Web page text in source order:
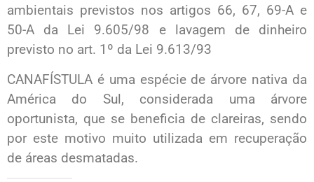
ambientais previstos nos artigos 66, 67, 69-A e
50-A da Lei 9.605/98 e lavagem de dinheiro
previsto no art. 1º da Lei 9.613/93
CANAFÍSTULA é uma espécie de árvore nativa da
América do Sul, considerada uma árvore
oportunista, que se beneficia de clareiras, sendo
por este motivo muito utilizada em recuperação
de áreas desmatadas.